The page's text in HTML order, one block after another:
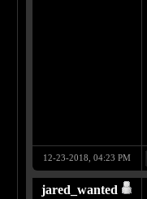
12-23-2018, 04:23 PM
jared_wanted